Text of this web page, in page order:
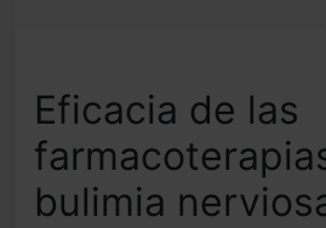
Eficacia de las
bulimia